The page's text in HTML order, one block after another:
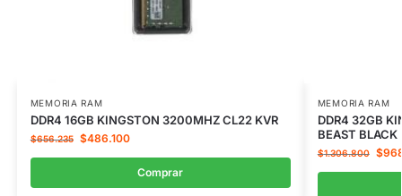
MEMORIA RAM
DDR4 16GB KINGSTON 3200MHZ CL22 KVR
$656.235 $486.100
Comprar
MEMORIA RAM
DDR4 32GB
BEAST BLACK
$1.306.800 $